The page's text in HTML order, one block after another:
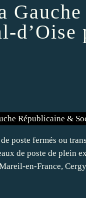
d’Oise
poste fermés ou
de poste de plein
en-France,